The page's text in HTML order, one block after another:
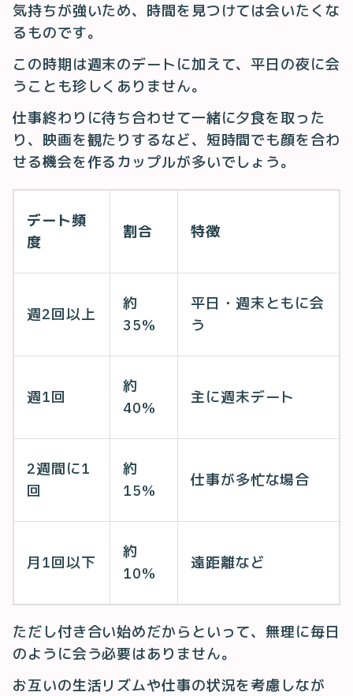
気持ちが強いため、時間を見つけては会いたくな
るものです。
この時期は週末のデートに加えて、平日の夜に会
うことも珍しくありません。
仕事終わりに待ち合わせて一緒に夕食を取った
り、映画を観たりするなど、短時間でも顔を合わ
せる機会を作るカップルが多いでしょう。
デート頻
度
割合 特徴
週2回以上
約
35%
平日・週末ともに会
う
週1回
約
40%
主に週末デート
2週間に1
回
約
15%
仕事が多忙な場合
月1回以下
約
10%
遠距離など
ただし付き合い始めだからといって、無理に毎日
のように会う必要はありません。
お互いの生活リズムや仕事の状況を考慮しなが